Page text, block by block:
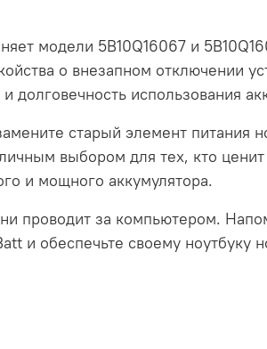
модели 5B10Q16067 и
о внезапном отключении
долговечность использования
старый элемент питания
выбором для тех, кто
и мощного аккумулятора.
проводит за компьютером.
и обеспечьте своему ноутбуку